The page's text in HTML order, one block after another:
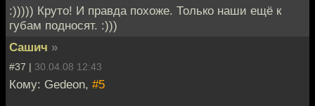
:))))) Круто! И правда похоже. Только наши ещё к
губам подносят. :)))
Сашич »
#37 | 30.04.08 12:43
Кому: Gedeon, #5